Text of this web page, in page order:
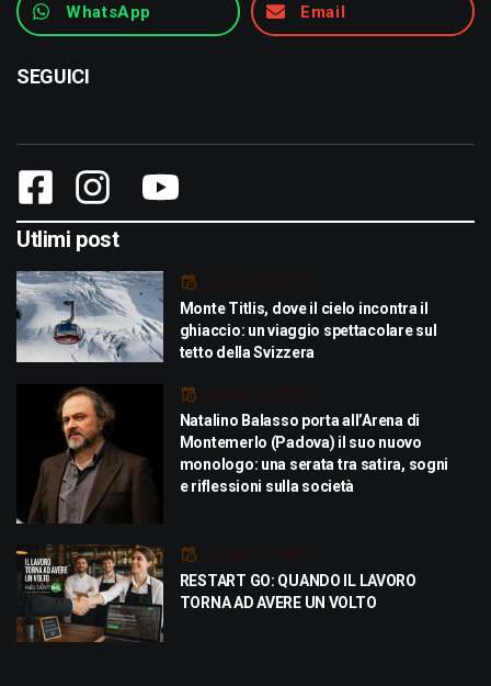
WhatsApp Email
SEGUICI
Utlimi post
Luglio 29, 2026
Monte Titlis, dove il cielo incontra il
ghiaccio: un viaggio spettacolare sul
tetto della Svizzera
Luglio 21, 2026
Natalino Balasso porta all’Arena di
Montemerlo (Padova) il suo nuovo
monologo: una serata tra satira, sogni
e riflessioni sulla società
Luglio 21, 2026
RESTART GO: QUANDO IL LAVORO
TORNA AD AVERE UN VOLTO